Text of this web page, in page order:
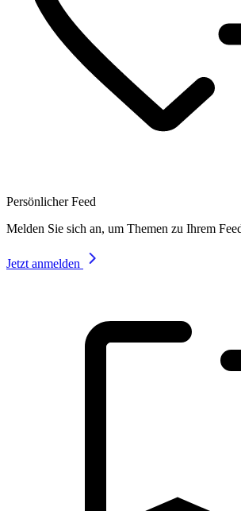
Persönlicher Feed
Melden Sie sich an, um Themen zu Ihrem
Jetzt anmelden